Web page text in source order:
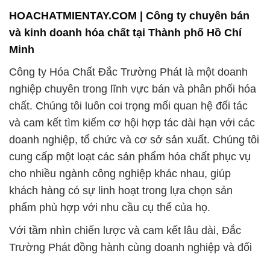
HOACHATMIENTAY.COM | Công ty chuyên bán
và kinh doanh hóa chất tại Thành phố Hồ Chí
Minh
Công ty Hóa Chất Đắc Trường Phát là một doanh
nghiệp chuyên trong lĩnh vực bán và phân phối hóa
chất. Chúng tôi luôn coi trọng mối quan hệ đối tác
và cam kết tìm kiếm cơ hội hợp tác dài hạn với các
doanh nghiệp, tổ chức và cơ sở sản xuất. Chúng tôi
cung cấp một loạt các sản phẩm hóa chất phục vụ
cho nhiều ngành công nghiệp khác nhau, giúp
khách hàng có sự linh hoạt trong lựa chọn sản
phẩm phù hợp với nhu cầu cụ thể của họ.
Với tầm nhìn chiến lược và cam kết lâu dài, Đắc
Trường Phát đồng hành cùng doanh nghiệp và đối